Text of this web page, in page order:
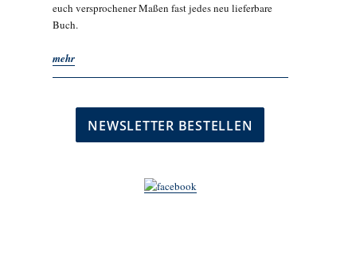
euch versprochener Maßen fast jedes neu lieferbare
Buch.
mehr